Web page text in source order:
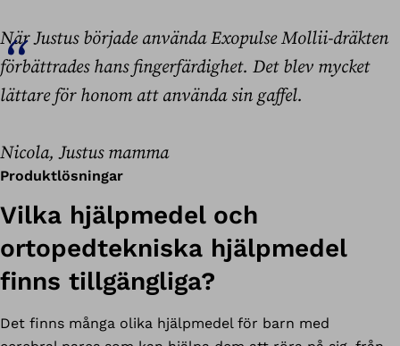
När Justus började använda Exopulse Mollii-dräkten
förbättrades hans fingerfärdighet. Det blev mycket
lättare för honom att använda sin gaffel.
Nicola, Justus mamma
Produktlösningar
Vilka hjälpmedel och
ortopedtekniska hjälpmedel
finns tillgängliga?
Det finns många olika hjälpmedel för barn med